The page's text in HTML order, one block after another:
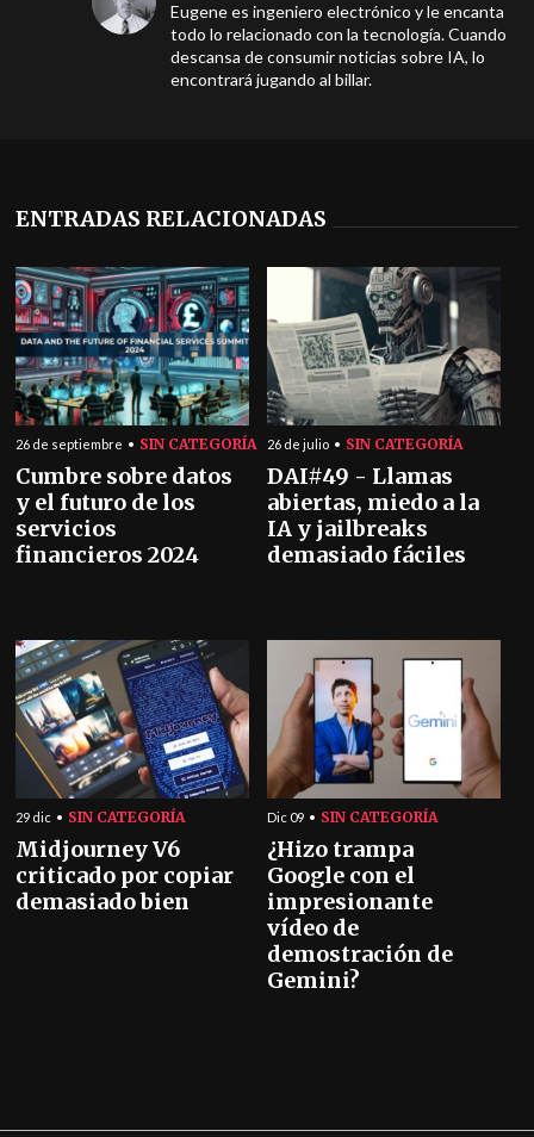
Eugene es ingeniero electrónico y le encanta
todo lo relacionado con la tecnología. Cuando
descansa de consumir noticias sobre IA, lo
encontrará jugando al billar.
ENTRADAS RELACIONADAS
26 de septiembre SIN CATEGORÍA
Cumbre sobre datos
y el futuro de los
servicios
financieros 2024
26 de julio SIN CATEGORÍA
DAI#49 - Llamas
abiertas, miedo a la
IA y jailbreaks
demasiado fáciles
29 dic SIN CATEGORÍA
Midjourney V6
criticado por copiar
demasiado bien
Dic 09 SIN CATEGORÍA
¿Hizo trampa
Google con el
impresionante
vídeo de
demostración de
Gemini?